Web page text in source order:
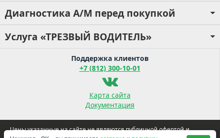
Диагностика А/М перед покупкой
Услуга «ТРЕЗВЫЙ ВОДИТЕЛЬ»
Поддержка клиентов
+7 (812) 300-10-01
Карта сайта
Документация
Цены указанные на сайте не являются публичной офертой и